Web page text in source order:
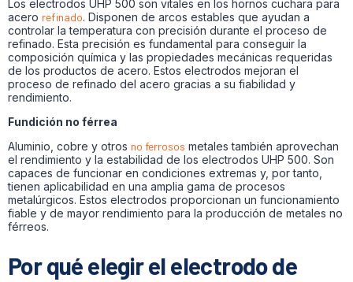
Los electrodos UHP 500 son vitales en los hornos cuchara para
acero refinado. Disponen de arcos estables que ayudan a
controlar la temperatura con precisión durante el proceso de
refinado. Esta precisión es fundamental para conseguir la
composición química y las propiedades mecánicas requeridas
de los productos de acero. Estos electrodos mejoran el
proceso de refinado del acero gracias a su fiabilidad y
rendimiento.
Fundición no férrea
Aluminio, cobre y otros no ferrosos metales también aprovechan
el rendimiento y la estabilidad de los electrodos UHP 500. Son
capaces de funcionar en condiciones extremas y, por tanto,
tienen aplicabilidad en una amplia gama de procesos
metalúrgicos. Estos electrodos proporcionan un funcionamiento
fiable y de mayor rendimiento para la producción de metales no
férreos.
Por qué elegir el electrodo de